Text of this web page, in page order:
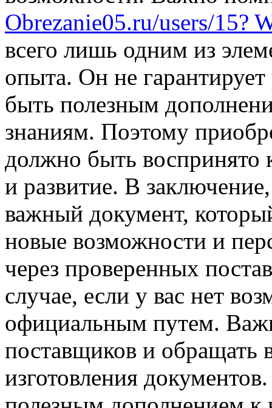
Obrezanie05.ru/users/15?
всего лишь одним из
опыта. Он не
быть полезным
знаниям. Поэтому
должно быть воспринято
и развитие. В
важный документ,
новые возможности и
через проверенных
случае, если у вас нет
официальным путем.
поставщиков и обращать
изготовления